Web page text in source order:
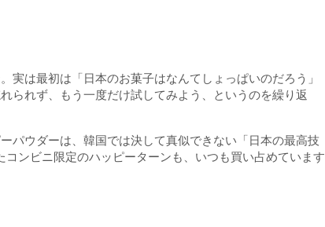
実は最初は「日本のお菓子はなんてしょっぱいのだろう」
られず、もう一度だけ試してみよう、というのを繰り返
パウダーは、韓国では決して真似できない「日本の最高技
ンビニ限定のハッピーターンも、いつも買い占めています